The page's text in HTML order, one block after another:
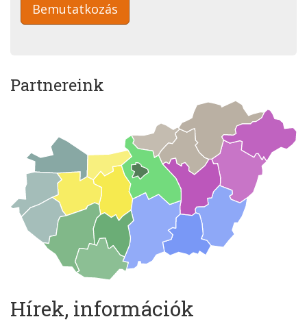
Bemutatkozás
Partnereink
Hírek, információk